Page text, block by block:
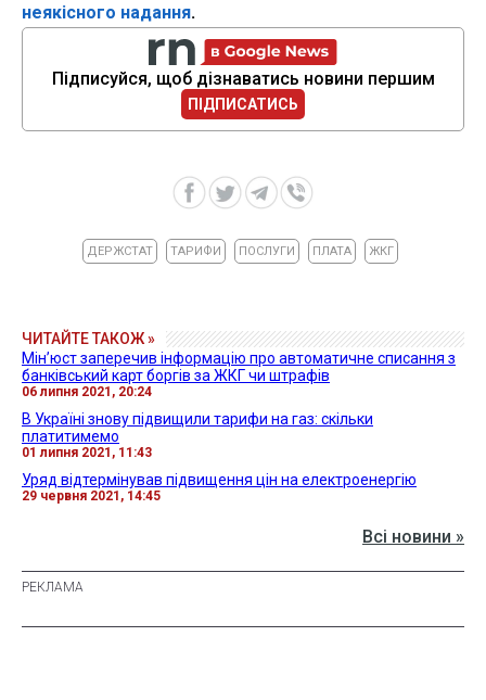
неякісного надання.
Підписуйся, щоб дізнаватись новини першим
ПІДПИСАТИСЬ
ДЕРЖСТАТ ТАРИФИ ПОСЛУГИ ПЛАТА ЖКГ
ЧИТАЙТЕ ТАКОЖ »
Мін’юст заперечив інформацію про автоматичне списання з
банківський карт боргів за ЖКГ чи штрафів
06 липня 2021, 20:24
В Україні знову підвищили тарифи на газ: скільки
платитимемо
01 липня 2021, 11:43
Уряд відтермінував підвищення цін на електроенергію
29 червня 2021, 14:45
Всі новини »